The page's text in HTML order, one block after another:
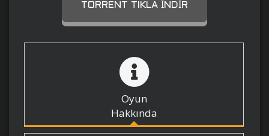
TORRENT TIKLA İNDIR
Oyun
Hakkında